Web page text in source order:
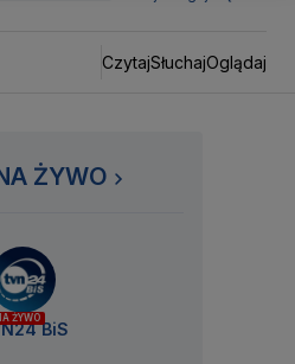
CzytajSłuchajOglądaj
ŻYWO
ŻYWO
BiS